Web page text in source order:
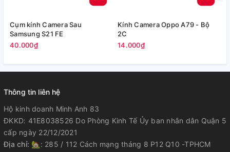
Cụm kính Camera Sau
Samsung S21 FE
40.000₫
Kính Camera Oppo A79 - Bộ
2C
14.000₫
Thông tin liên hệ
Hộ kinh doanh Minh Anh 83
ĐKKD: 41E8038526 Do Phòng Kinh Tế Ủy ban nhân dân Quận 5
cấp ngày 22/12/2021
Địa chỉ: 🏡: 285 / 112 Cách mạng tháng 8 P12 Q10 -TPHCM